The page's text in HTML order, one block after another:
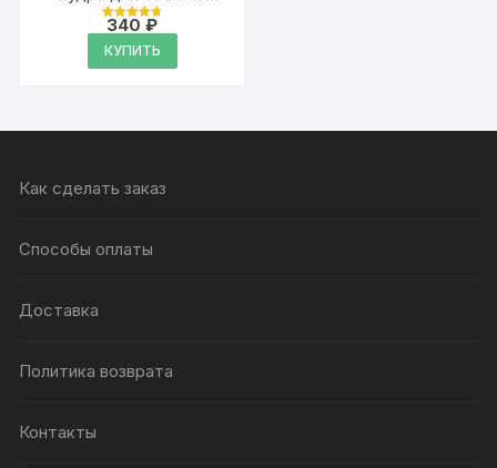
волос Аурасо, 20 гр
Оценка
из 5
340₽
КУПИТЬ
Как сделать заказ
Способы оплаты
Доставка
Политика возврата
Контакты